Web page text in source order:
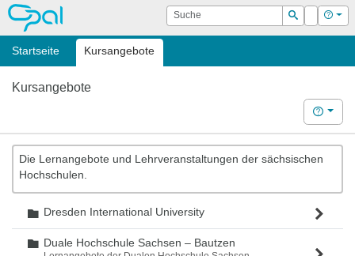
OPAL Suche
Suchen
Login Hilfe
Startseite Kursangebote
Kursangebote
Hilfe
Die Lernangebote und Lehrveranstaltungen der sächsischen
Hochschulen.
Ordner
Dresden International University
Ordner
Duale Hochschule Sachsen – Bautzen